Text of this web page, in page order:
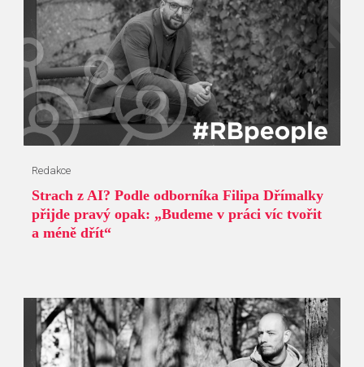
Redakce
Strach z AI? Podle odborníka Filipa Dřímalky
přijde pravý opak: „Budeme v práci víc tvořit
a méně dřít“